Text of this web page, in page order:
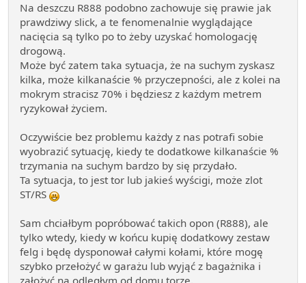
Na deszczu R888 podobno zachowuje się prawie jak
prawdziwy slick, a te fenomenalnie wyglądające
nacięcia są tylko po to żeby uzyskać homologację
drogową.
Może być zatem taka sytuacja, że na suchym zyskasz
kilka, może kilkanaście % przyczepności, ale z kolei na
mokrym stracisz 70% i będziesz z każdym metrem
ryzykował życiem.
Oczywiście bez problemu każdy z nas potrafi sobie
wyobrazić sytuację, kiedy te dodatkowe kilkanaście %
trzymania na suchym bardzo by się przydało.
Ta sytuacja, to jest tor lub jakieś wyścigi, może zlot
ST/RS
Sam chciałbym popróbować takich opon (R888), ale
tylko wtedy, kiedy w końcu kupię dodatkowy zestaw
felg i będę dysponował całymi kołami, które mogę
szybko przełożyć w garażu lub wyjąć z bagażnika i